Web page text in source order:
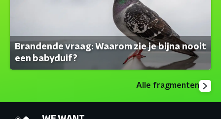
Brandende vraag: Waarom zie je bijna nooit
een babyduif?
Alle fragmenten